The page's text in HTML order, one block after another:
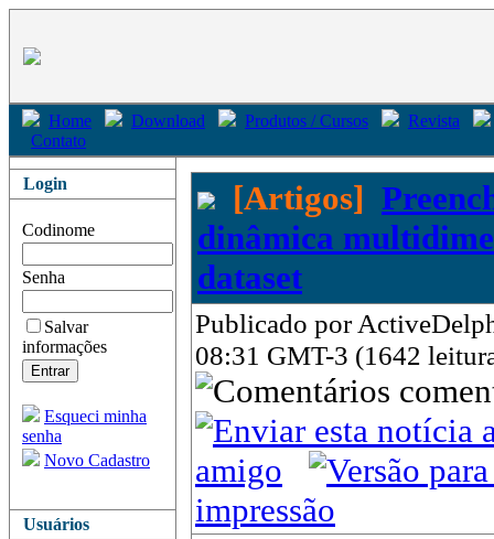
Home Download Produtos / Cursos
Revista
Contato
Login
Codinome
Senha
Salvar
informações
Esqueci minha
senha
Novo Cadastro
Usuários
[Artigos]
dinâmica
dataset
Publicado por
08:31 GMT-3 (1642
amigo
impressão